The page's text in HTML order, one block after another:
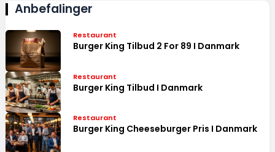
Anbefalinger
Restaurant
Burger King Tilbud 2 For 89 I Danmark
Restaurant
Burger King Tilbud I Danmark
Restaurant
Burger King Cheeseburger Pris I Danmark